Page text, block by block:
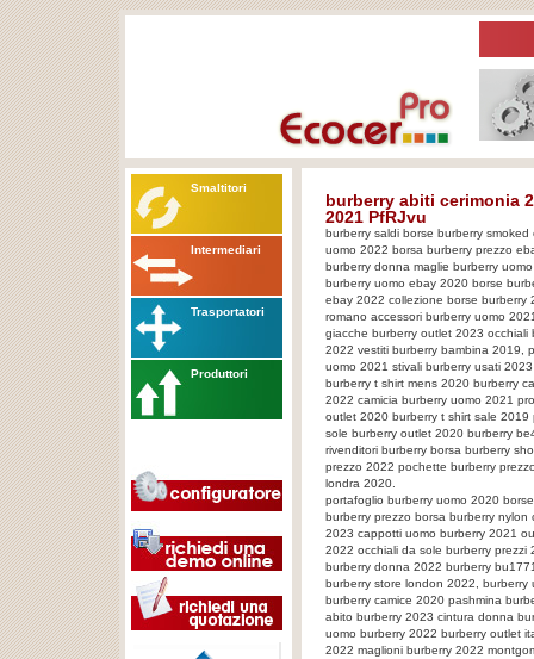
Smaltitori
Intermediari
Trasportatori
Produttori
burberry abiti cerimonia
2021 PfRJvu
burberry saldi borse burberry
uomo 2022 borsa burberry prezzo
burberry donna maglie burberry
burberry uomo ebay 2020 borse
ebay 2022 collezione borse burberry
romano accessori burberry uomo
giacche burberry outlet 2023
2022 vestiti burberry bambina 2019,
uomo 2021 stivali burberry usati
burberry t shirt mens 2020 burberry
2022 camicia burberry uomo 2021
outlet 2020 burberry t shirt sale
sole burberry outlet 2020 burberry
rivenditori burberry borsa burberry
prezzo 2022 pochette burberry
londra 2020.
portafoglio burberry uomo 2020
burberry prezzo borsa burberry
2023 cappotti uomo burberry 2021
2022 occhiali da sole burberry
burberry donna 2022 burberry
burberry store london 2022,
burberry camice 2020 pashmina
abito burberry 2023 cintura donna
uomo burberry 2022 burberry outlet
2022 maglioni burberry 2022